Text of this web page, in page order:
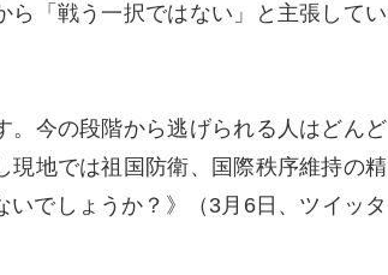
「戦う一択ではない」と主張してい
。今の段階から逃げられる人はどんど
現地では祖国防衛、国際秩序維持の精
でしょうか？》（3月6日、ツイッタ